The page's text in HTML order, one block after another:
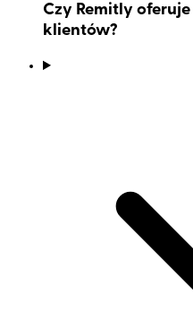
Czy Remitly
klientów?